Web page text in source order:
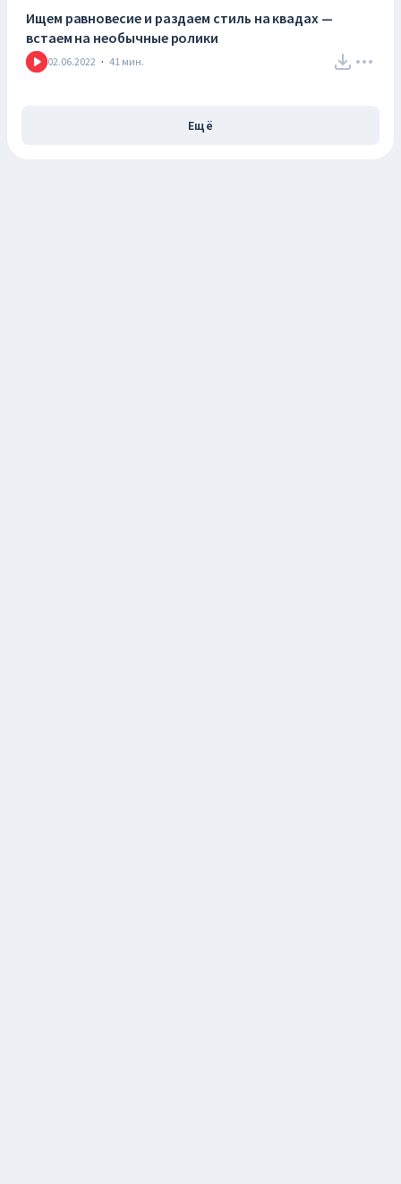
Ищем равновесие и раздаем стиль на квадах —
встаем на необычные ролики
02.06.2022 · 41 мин.
Ещё